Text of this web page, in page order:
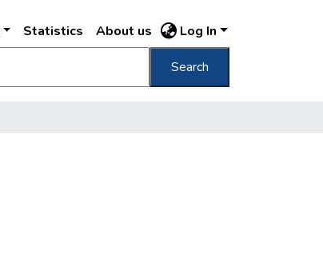
Statistics About us Log In
Search